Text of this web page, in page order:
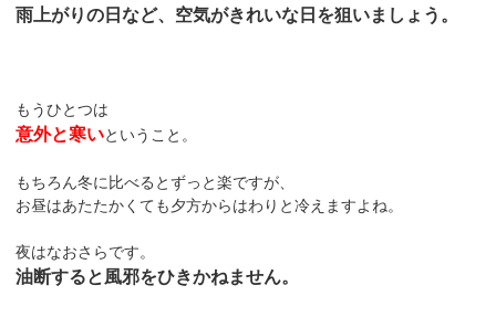
雨上がりの日など、空気がきれいな日を狙いましょう。
もうひとつは
意外と寒いということ。
もちろん冬に比べるとずっと楽ですが、
お昼はあたたかくても夕方からはわりと冷えますよね。
夜はなおさらです。
油断すると風邪をひきかねません。